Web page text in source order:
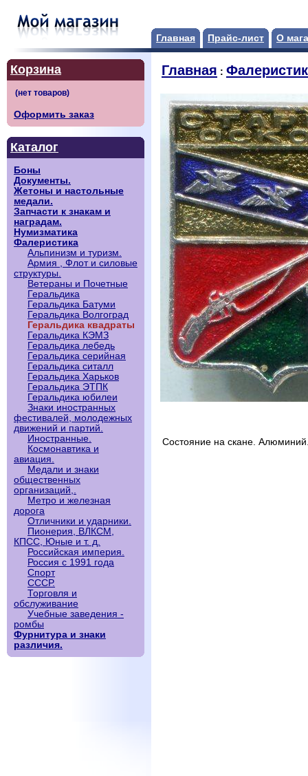
Главная Прайс-лист О
Корзина
Оформить заказ
Каталог
Боны
Документы.
Жетоны и настольные
медали.
Запчасти к знакам и
наградам.
Нумизматика
Фалеристика
Альпинизм и туризм.
Армия , Флот и силовые
структуры.
Ветераны и Почетные
Геральдика
Геральдика Батуми
Геральдика Волгоград
Геральдика квадраты
Геральдика КЭМЗ
Геральдика лебедь
Геральдика серийная
Геральдика ситалл
Геральдика Харьков
Геральдика ЭТПК
Геральдика юбилеи
Знаки иностранных
фестивалей, молодежных
движений и партий.
Иностранные.
Космонавтика и
авиация.
Медали и знаки
общественных
организаций,.
Метро и железная
дорога
Отличники и ударники.
Пионерия, ВЛКСМ,
КПСС, Юные и т. д.
Российская империя.
Россия с 1991 года
Спорт
СССР.
Торговля и
обслуживание
Учебные заведения -
ромбы
Фурнитура и знаки
различия.
Главная :
Состояние на скане.